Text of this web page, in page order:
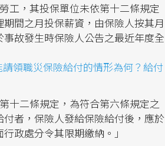
工，其投保單位未依第十二條規定
間之月投保薪資，由保險人按其月
故發生時保險人公告之最近年度全
領職災保險給付的情形為何？給付
十二條規定，為符合第六條規定之
者，保險人發給保險給付後，應於
政處分令其限期繳納。」